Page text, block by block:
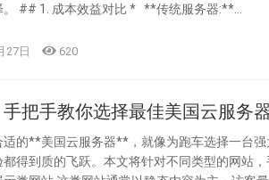
合自身业务发展的选择。 ## 1. 成本效益对比 * **传统服务器:**...
27日 620
把手教你选择最佳美国云服务
适的**美国云服务器**，就像为跑车选择一台
得到质的飞跃。本文将针对不同类型的网站，